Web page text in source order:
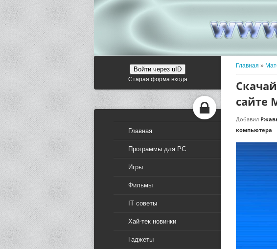
Войти через uID
Старая форма входа
Главная
Программы для PC
Игры
Фильмы
IT советы
Хай-тек новинки
Гаджеты
Главная »
сайте
Добавил
компьютера